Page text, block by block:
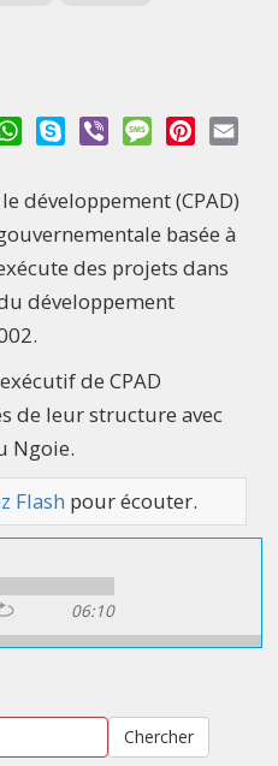
WhatsApp
Skype Viber MessagePinterest
développement (CPAD)
basée à
des projets dans
développement
de CPAD
de leur structure avec
Ngoie.
Flash pour écouter.
06:10
Chercher